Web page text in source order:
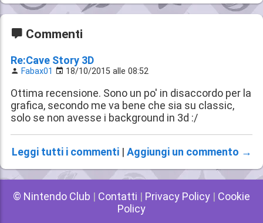
Commenti
Re:Cave Story 3D
Fabax01 18/10/2015 alle 08:52
Ottima recensione. Sono un po' in disaccordo per la
grafica, secondo me va bene che sia su classic,
solo se non avesse i background in 3d :/
Leggi tutti i commenti| Aggiungi un commento →
© Nintendo Club | Contatti | Privacy Policy | Cookie
Policy